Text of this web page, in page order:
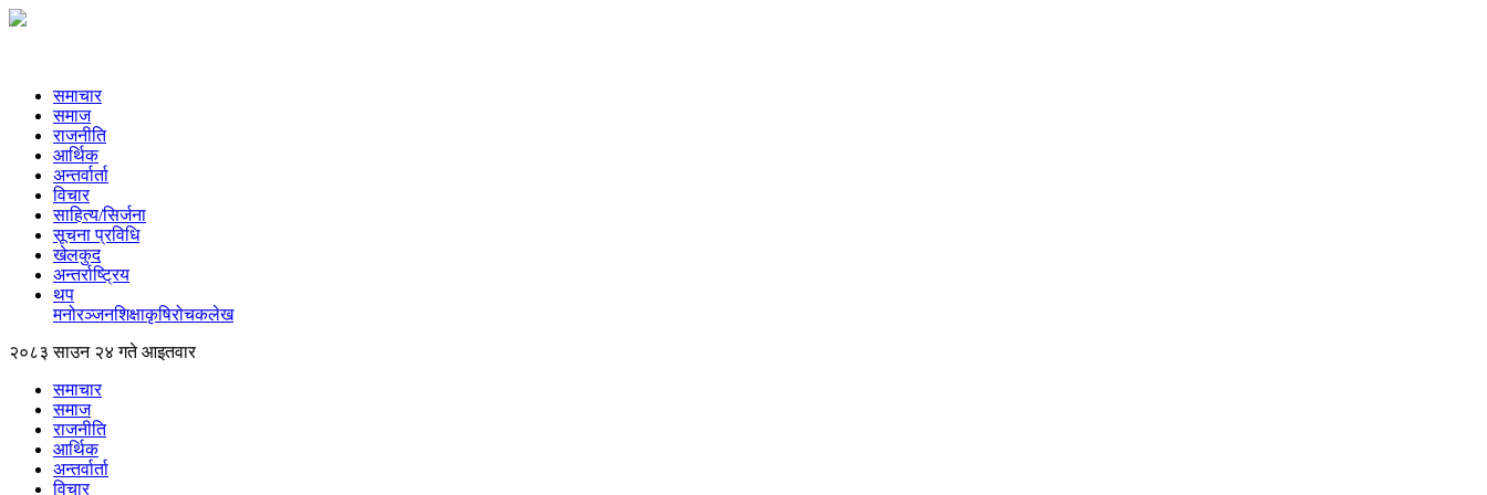
समाचार
समाज
राजनीति
आर्थिक
अन्तर्वार्ता
विचार
साहित्य/सिर्जना
सूचना प्रविधि
खेलकुद
अन्तर्राष्ट्रिय
थप
मनोरञ्‍जनशिक्षाकृषिरोचकलेख
२०८३ साउन २४ गते आइतवार
समाचार
समाज
राजनीति
आर्थिक
अन्तर्वार्ता
विचार